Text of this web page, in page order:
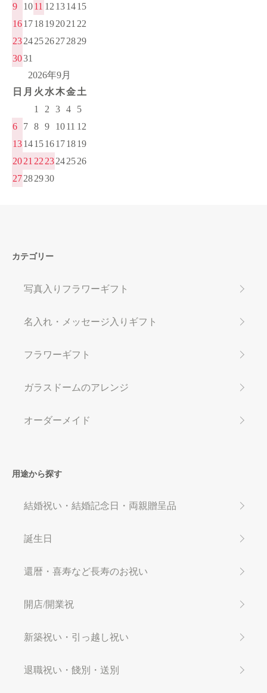
9
1011 12 131415
161718192021 22
23242526272829
3031
2026年9月
日 月 火 水木金土
1
2 3 4
5
6
7 8 9 1011 12
13141516171819
2021 22 23242526
27282930
カテゴリー
写真入りフラワーギフト
名入れ・メッセージ入りギフト
フラワーギフト
ガラスドームのアレンジ
オーダーメイド
用途から探す
結婚祝い・結婚記念日・両親贈呈品
誕生日
還暦・喜寿など長寿のお祝い
開店/開業祝
新築祝い・引っ越し祝い
退職祝い・餞別・送別